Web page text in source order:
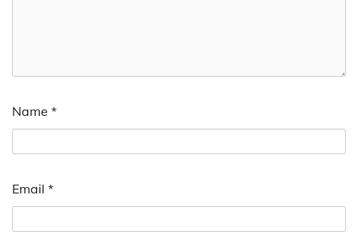
Name *
Email *